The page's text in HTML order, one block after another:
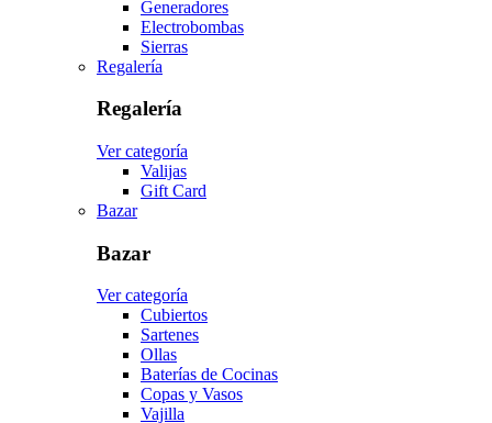
Generadores
Electrobombas
Sierras
Regalería
Regalería
Ver categoría
Valijas
Gift Card
Bazar
Bazar
Ver categoría
Cubiertos
Sartenes
Ollas
Baterías de Cocinas
Copas y Vasos
Vajilla